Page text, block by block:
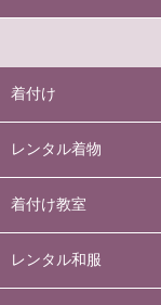
着付け
レンタル着物
着付け教室
レンタル和服